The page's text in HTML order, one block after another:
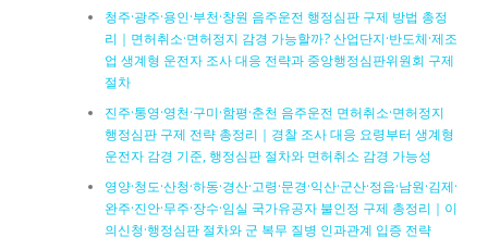
청주·광주·용인·부천·창원 음주운전 행정심판 구제 방법 총정
리｜면허취소·면허정지 감경 가능할까? 산업단지·반도체·제조
업 생계형 운전자 조사 대응 전략과 중앙행정심판위원회 구제
절차
진주·통영·영천·구미·함평·춘천 음주운전 면허취소·면허정지
행정심판 구제 전략 총정리｜경찰 조사 대응 요령부터 생계형
운전자 감경 기준, 행정심판 절차와 면허취소 감경 가능성
영양·청도·산청·하동·경산·고령·문경·익산·군산·정읍·남원·김제·
완주·진안·무주·장수·임실 국가유공자 불인정 구제 총정리｜이
의신청·행정심판 절차와 군 복무 질병 인과관계 입증 전략